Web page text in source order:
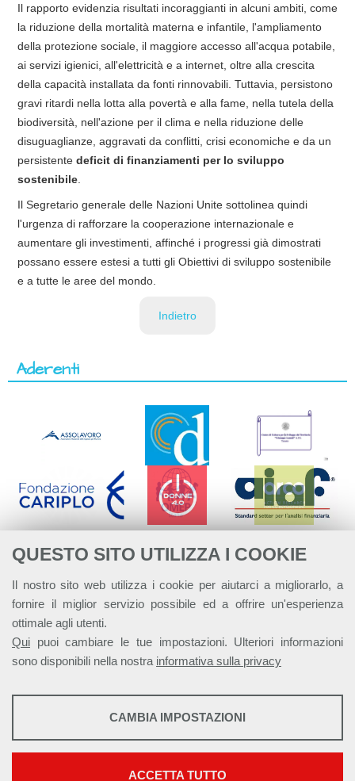
QUESTO SITO UTILIZZA I COOKIE
Il nostro sito web utilizza i cookie per aiutarci a migliorarlo, a
fornire il miglior servizio possibile ed a offrire un'esperienza
ottimale agli utenti.
Qui puoi cambiare le tue impostazioni. Ulteriori informazioni
sono disponibili nella nostra informativa sulla privacy
STATISTICHE
Mostra maggiori informazioni
CAMBIA IMPOSTAZIONI
ACCETTA TUTTO
Il rapporto evidenzia risultati incoraggianti in alcuni ambiti, come
la riduzione della mortalità materna e infantile, l'ampliamento
della protezione sociale, il maggiore accesso all'acqua potabile,
ai servizi igienici, all'elettricità e a internet, oltre alla crescita
della capacità installata da fonti rinnovabili. Tuttavia, persistono
gravi ritardi nella lotta alla povertà e alla fame, nella tutela della
biodiversità, nell'azione per il clima e nella riduzione delle
disuguaglianze, aggravati da conflitti, crisi economiche e da un
persistente deficit di finanziamenti per lo sviluppo
sostenibile
Il Segretario generale delle Nazioni Unite sottolinea quindi
l'urgenza di rafforzare la cooperazione internazionale e
aumentare gli investimenti, affinché i progressi già dimostrati
possano essere estesi a tutti gli Obiettivi di sviluppo sostenibile
e a tutte le aree del mondo.
Indietro
Aderenti
Alleanza Italiana per lo Sviluppo Sostenibile - ASviS